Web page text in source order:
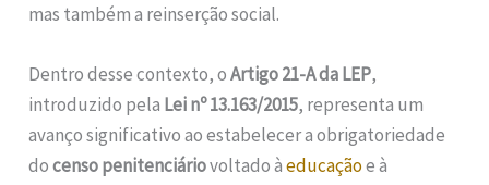
mas também a reinserção social.
Dentro desse contexto, oArtigo 21-A da LEP,
introduzido pela Lei nº 13.163/2015, representa um
avanço significativo ao estabelecer a obrigatoriedade
docenso penitenciáriovoltado àeducaçãoe à